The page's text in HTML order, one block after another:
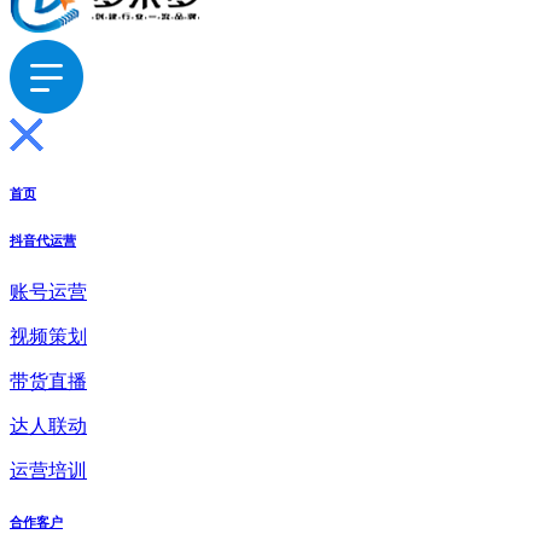
首页
抖音代运营
账号运营
视频策划
带货直播
达人联动
运营培训
合作客户